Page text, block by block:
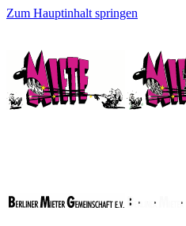
Zum Hauptinhalt springen